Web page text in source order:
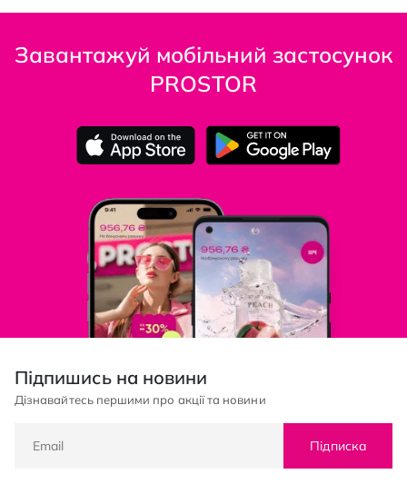
Завантажуй мобільний застосунок
PROSTOR
Підпишись на новини
Дізнавайтесь першими про акції та новини
Підписка